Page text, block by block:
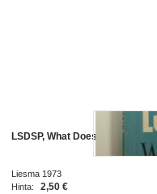
LSDSP, What Does it Mean?
Liesma 1973
Hinta:
2,50 €